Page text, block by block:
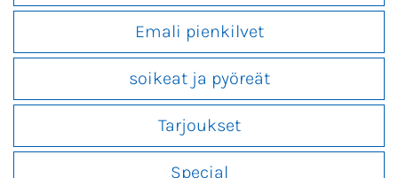
mutta kantattuja emalikilpiä omilla
mitoillasi.
Tekstien kirjasinlaji on vapaa. (mallikuvissa
on usein tiivistetty Clarendon). Myös omat
fontit, kuviot ja logot ovat mahdollisia,
kunhan ne eivät ole liian pienet.
Emali pienkilvet
soikeat ja pyöreät
Tarjoukset
Special